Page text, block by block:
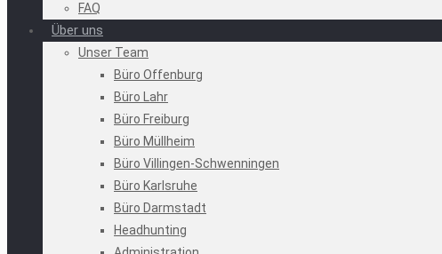
FAQ
Über uns
Unser Team
Büro Offenburg
Büro Lahr
Büro Freiburg
Büro Müllheim
Büro Villingen-Schwenningen
Büro Karlsruhe
Büro Darmstadt
Headhunting